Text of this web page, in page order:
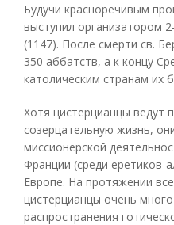
Будучи красноречивым
выступил организатором
(1147). После смерти св.
350 аббатств, а к концу
католическим странам их
Хотя цистерцианцы ведут
созерцательную жизнь,
миссионерской
Франции (среди еретиков-
Европе. На протяжении
цистерцианцы очень
распространения